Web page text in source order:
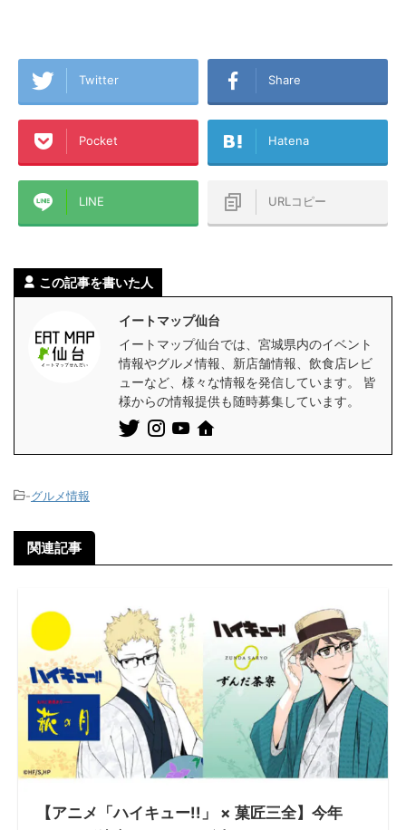
Twitter Share
Pocket Hatena
LINE URLコピー
この記事を書いた人
イートマップ仙台
イートマップ仙台では、宮城県内のイベント
情報やグルメ情報、新店舗情報、飲食店レビ
ューなど、様々な情報を発信しています。 皆
様からの情報提供も随時募集しています。
-グルメ情報
関連記事
【アニメ「ハイキュー!!」 × 菓匠三全】今年